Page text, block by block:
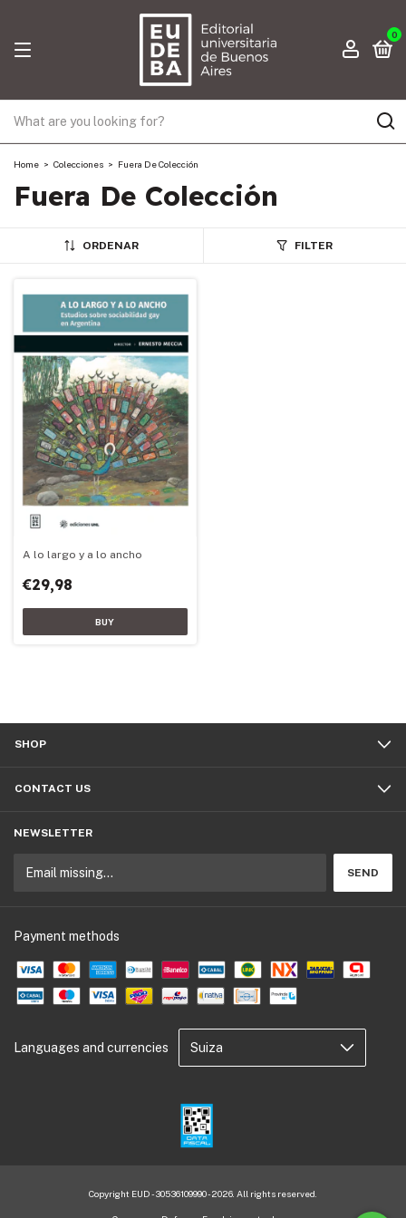
0
Home > Colecciones > Fuera De Colección
Fuera De Colección
ORDENAR FILTER
A lo largo y a lo ancho
€29,98
SHOP
CONTACT US
NEWSLETTER
Payment methods
Languages and currencies
Copyright EUD - 30536109990 - 2026. All rights reserved.